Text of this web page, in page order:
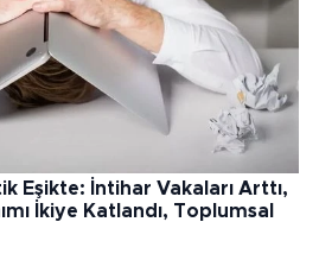
Eşikte: İntihar Vakaları Arttı,
İkiye Katlandı, Toplumsal